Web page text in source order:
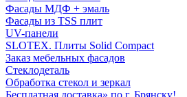
Фасады МДФ + эмаль
Фасады из TSS плит
UV-панели
SLOTEX. Плиты Solid Compact
Заказ мебельных фасадов
Стеклодеталь
Обработка стекол и зеркал
Бесплатная доставка» по г. Брянску!